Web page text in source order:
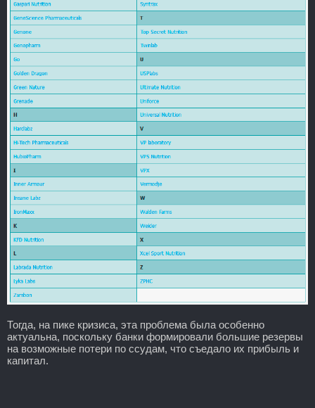
Тогда, на пике кризиса, эта проблема была особенно
актуальна, поскольку банки формировали большие резервы
на возможные потери по ссудам, что съедало их прибыль и
капитал.